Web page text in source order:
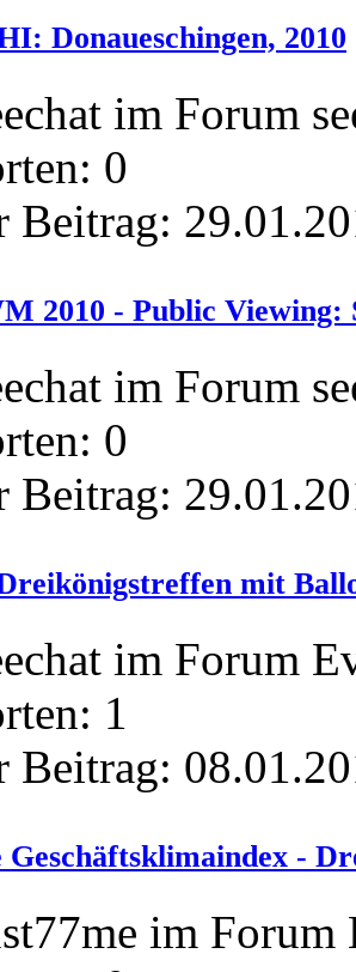
Donaueschingen, 2010
im Forum
0
Beitrag:
2010 - Public Viewing:
im Forum
0
Beitrag:
mit
im Forum
1
Beitrag:
Geschäftsklimaindex -
im Forum